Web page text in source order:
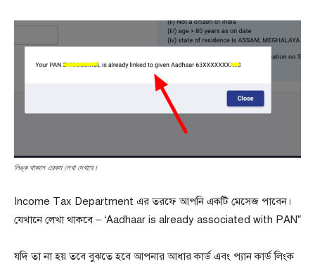
লিঙ্ক থাকলে এরকম লেখা দেখাবে।
Income Tax Department এর তরফে আপনি একটি মেসেজ পাবেন।
যেখানে লেখা থাকবে – ‘Aadhaar is already associated with PAN”
যদি তা না হয় তবে বুঝতে হবে আপনার আধার কার্ড এবং প্যান কার্ড লিংক